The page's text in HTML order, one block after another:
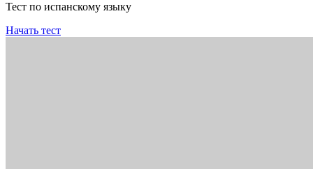
Тест по испанскому языку
Начать тест